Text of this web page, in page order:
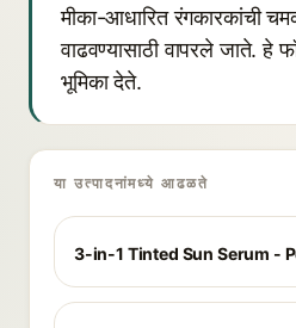
मीका-आधारित रंगकारकांची
वाढवण्यासाठी वापरले जाते. हे
भूमिका देते.
या उत्पादनांमध्ये आढळते
3-in-1 Tinted Sun Serum -